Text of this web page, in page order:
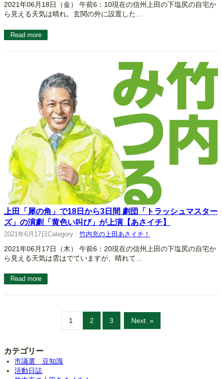
2021年06月18日（金） 午前6：10現在の信州上田の下塩尻の自宅か
ら見える天気は晴れ。玄関の外に設置した…
Read more
上田「犀の角」で18日から3日間 劇団「トラッシュマスター
ズ」の演劇「黄色い叫び」が上演【あさイチ】
2021年6月17日 Category : 竹内充の上田あさイチ！
2021年06月17日（木） 午前6：20現在の信州上田の下塩尻の自宅か
ら見える天気は雲はでていますが、晴れて…
Read more
1 2 3 Next »
カテゴリー
市議選 豆知識
活動日誌